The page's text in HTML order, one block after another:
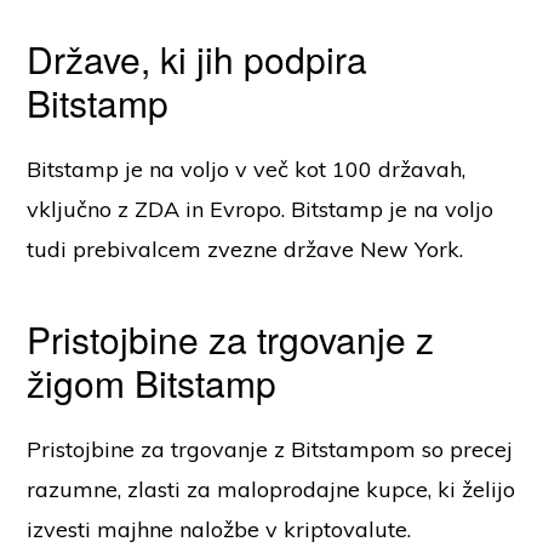
Države, ki jih podpira
Bitstamp
Bitstamp je na voljo v več kot 100 državah,
vključno z ZDA in Evropo. Bitstamp je na voljo
tudi prebivalcem zvezne države New York.
Pristojbine za trgovanje z
žigom Bitstamp
Pristojbine za trgovanje z Bitstampom so precej
razumne, zlasti za maloprodajne kupce, ki želijo
izvesti majhne naložbe v kriptovalute.